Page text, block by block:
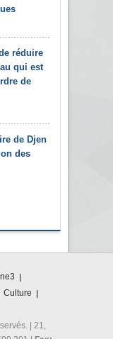
réduire
qui est
de
de Djen
des
Culture
| 21,